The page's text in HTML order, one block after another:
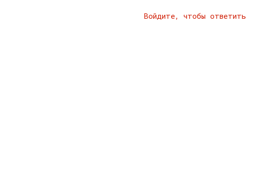
Войдите, чтобы ответить